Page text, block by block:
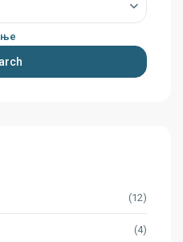
(12)
(4)